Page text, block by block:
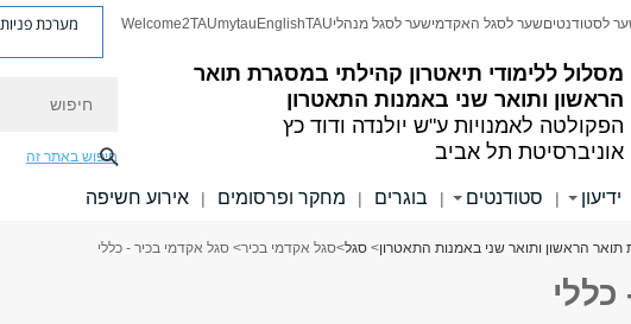
מסלול ללימודי תיאטרון קהילתי במסגרת תואר
הראשון ותואר שני באמנות התאטרון
הפקולטה לאמנויות ע"ש יולנדה ודוד כץ
אוניברסיטת תל אביב
לסטודנטיםשער לסגל האקדמישער לסגל מנהליTAU
English
mytau
Welcome2TAU מערכת פניות
חיפוש באתר זה
ידיעון | סטודנטים | בוגרים | מחקר ופרסומים | אירוע חשיפה
תואר הראשון ותואר שני באמנות התאטרון> סגל>סגל אקדמי בכיר> סגל אקדמי בכיר - כללי